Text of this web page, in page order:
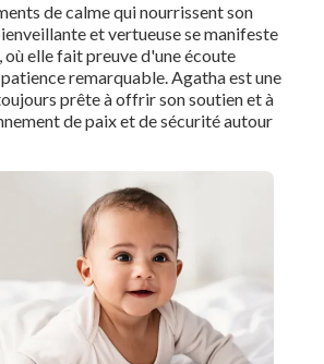
de calme qui nourrissent son
et vertueuse se manifeste
où elle fait preuve d'une écoute
remarquable. Agatha est une
prête à offrir son soutien et à
de paix et de sécurité autour